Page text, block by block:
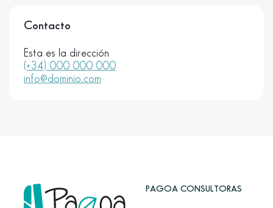
Contacto
Esta es la dirección
(+34) 000 000 000
info@dominio.com
PAGOA CONSULTORAS